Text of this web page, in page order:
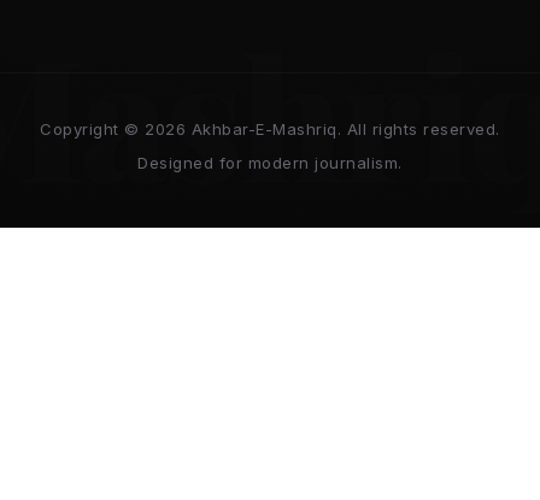
Copyright © 2026 Akhbar-E-Mashriq. All rights reserved.
Designed for modern journalism.